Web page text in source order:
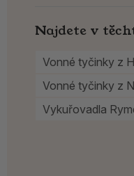
Najdete v
Vonné tyčinky z
Vonné tyčinky z
Vykuřovadla